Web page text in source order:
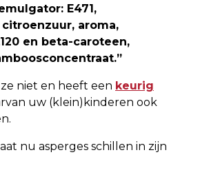
E471,
aroma,
en beta-caroteen,
niet en heeft een keurig
uw (klein)kinderen ook
nu asperges schillen in zijn